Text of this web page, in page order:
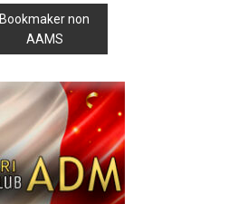
Bookmaker non
AAMS